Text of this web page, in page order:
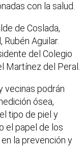
con la salud.
de Coslada,
Aguilar.
del Colegio
Martínez del Peral.
vecinas podrán
ósea,
tipo de piel y
el papel de los
la prevención y